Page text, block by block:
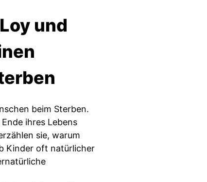
und
beim Sterben.
ihres Lebens
sie, warum
Kinder oft natürlicher